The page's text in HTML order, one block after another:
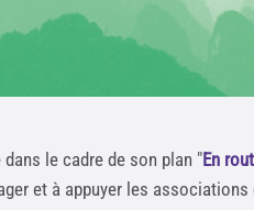
le cadre de son plan "En
et à appuyer les